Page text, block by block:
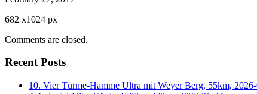
682 x1024 px
Comments are closed.
Recent Posts
10. Vier Türme-Hamme Ultra mit Weyer Berg, 55km,